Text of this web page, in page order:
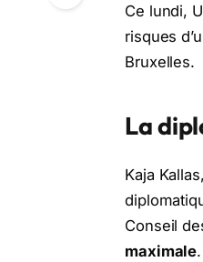
Ce lundi,
risques
Bruxelles.
La
Kaja
Conseil
maximale